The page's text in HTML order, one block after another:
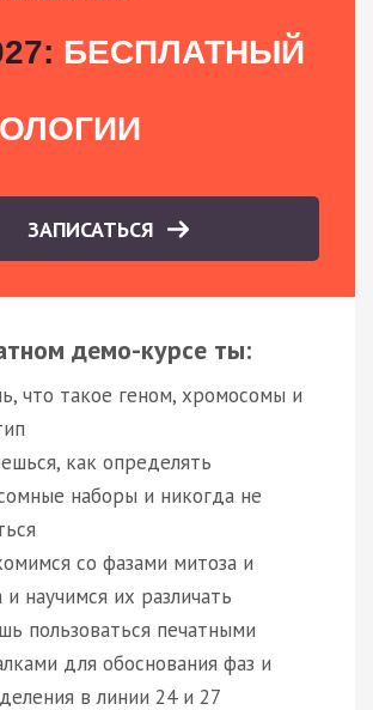
БЕСПЛАТНЫЙ
ЗАПИСАТЬСЯ
демо-курсе ты:
что такое геном, хромосомы и
как определять
наборы и никогда не
со фазами митоза и
и научимся их различать
пользоваться печатными
для обоснования фаз и
в линии 24 и 27